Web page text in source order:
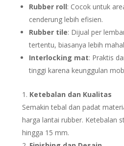
Rubber roll: Cocok untuk
cenderung lebih efisien.
Rubber tile: Dijual per
tertentu, biasanya lebih
Interlocking mat: Praktis
tinggi karena keunggulan
Ketebalan dan Kualitas
Semakin tebal dan padat
harga lantai rubber. Ketebalan
hingga 15 mm.